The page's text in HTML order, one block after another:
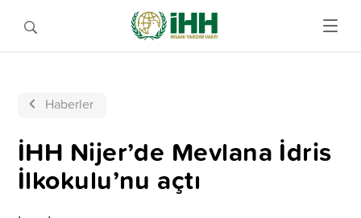
Haberler
İHH Nijer’de Mevlana İdris
İlkokulu’nu açtı